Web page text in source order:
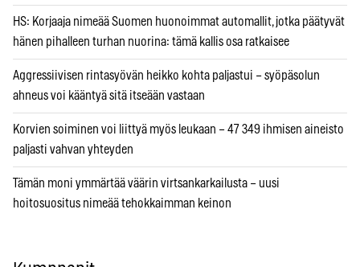
HS: Korjaaja nimeää Suomen huonoimmat automallit, jotka päätyvät
hänen pihalleen turhan nuorina: tämä kallis osa ratkaisee
Aggressiivisen rintasyövän heikko kohta paljastui – syöpäsolun
ahneus voi kääntyä sitä itseään vastaan
Korvien soiminen voi liittyä myös leukaan – 47 349 ihmisen aineisto
paljasti vahvan yhteyden
Tämän moni ymmärtää väärin virtsankarkailusta – uusi
hoitosuositus nimeää tehokkaimman keinon